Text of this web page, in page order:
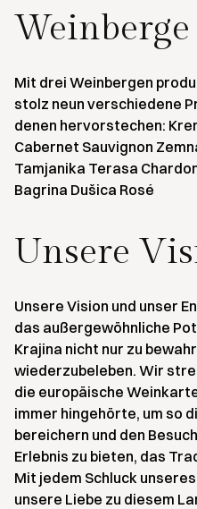
Weinberge
Mit drei Weinbergen
stolz neun verschiedene
denen hervorstechen:
Cabernet Sauvignon
Tamjanika Terasa
Bagrina Dušica Rosé
Unsere
Unsere Vision und unser
das außergewöhnliche
Krajina nicht nur zu
wiederzubeleben. Wir
die europäische
immer hingehörte, um so
bereichern und den
Erlebnis zu bieten, das
Mit jedem Schluck
unsere Liebe zu diesem